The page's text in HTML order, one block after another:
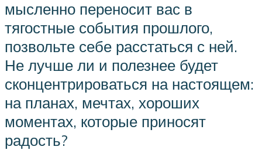
мысленно переносит вас в
тягостные события прошлого,
позвольте себе расстаться с ней.
Не лучше ли и полезнее будет
сконцентрироваться на настоящем:
на планах, мечтах, хороших
моментах, которые приносят
радость?